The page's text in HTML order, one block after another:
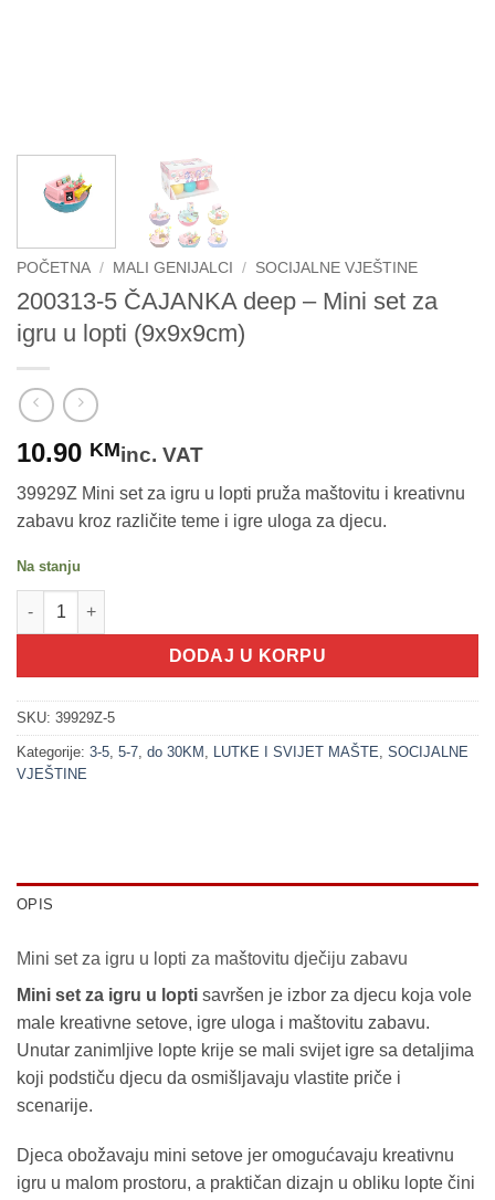
POČETNA / MALI GENIJALCI / SOCIJALNE VJEŠTINE
200313-5 ČAJANKA deep – Mini set za
igru u lopti (9x9x9cm)
10.90 KMinc. VAT
39929Z Mini set za igru u lopti pruža maštovitu i kreativnu
zabavu kroz različite teme i igre uloga za djecu.
Na stanju
200313-5 ČAJANKA deep - Mini set za igru u lopti (9x9x9cm)
DODAJ U KORPU
SKU: 39929Z-5
Kategorije: 3-5 5-7 do 30KM LUTKE I SVIJET MAŠTE SOCIJALNE
VJEŠTINE
OPIS
Mini set za igru u lopti za maštovitu dječiju zabavu
Mini set za igru u lopti savršen je izbor za djecu koja vole
male kreativne setove, igre uloga i maštovitu zabavu.
Unutar zanimljive lopte krije se mali svijet igre sa detaljima
koji podstiču djecu da osmišljavaju vlastite priče i
scenarije.
Djeca obožavaju mini setove jer omogućavaju kreativnu
igru u malom prostoru, a praktičan dizajn u obliku lopte čini